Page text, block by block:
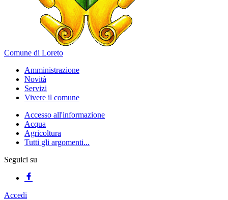
Comune di Loreto
Amministrazione
Novità
Servizi
Vivere il comune
Accesso all'informazione
Acqua
Agricoltura
Tutti gli argomenti...
Seguici su
Accedi